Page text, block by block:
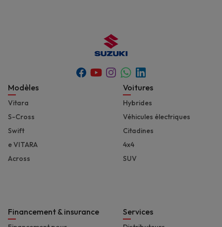
Facebook
YoutubeInstagram
Whatsapp
Linkedin
Footer
Modèles
Vitara
S-Cross
Swift
e VITARA
Across
Voitures
Hybrides
Véhicules électriques
Citadines
4x4
SUV
Financement & insurance Services